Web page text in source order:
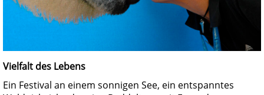
Vielfalt des Lebens
Ein Festival an einem sonnigen See, ein entspanntes